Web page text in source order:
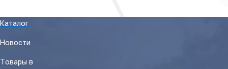
Каталог
Новости
Товары в